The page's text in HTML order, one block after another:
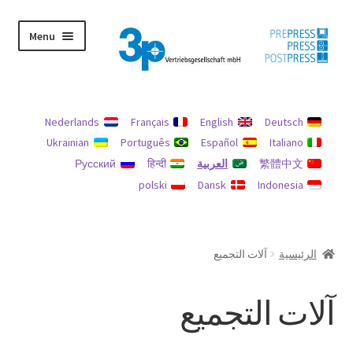
Skip
to
navigation
Skip
to
content
Menu
الآلات المستعملة
بصمة
يبحث
Deutsch
English
Français
Nederlands
Italiano
Español
Português
Ukrainian
繁體中文
العربية हिन्दी
Русский
Indonesia
Dansk
polski
الرئيسية آلات التجميع
آلات التجميع